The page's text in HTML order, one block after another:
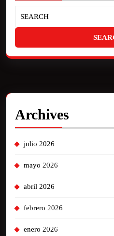
Archives
julio 2026
mayo 2026
abril 2026
febrero 2026
enero 2026